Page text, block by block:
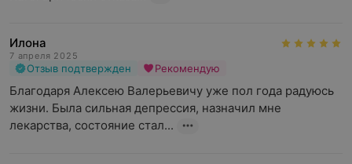
Илона
7 апреля 2025
Отзыв подтвержден Рекомендую
Благодаря Алексею Валерьевичу уже пол года радуюсь
жизни. Была сильная депрессия, назначил мне
лекарства, состояние стал...